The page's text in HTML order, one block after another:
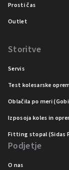
Prosti čas
Outlet
Storitve
Servis
Test kolesarske
Oblačila po meri
Izposoja koles in
Fitting stopal (Sidas
Podjetje
O nas